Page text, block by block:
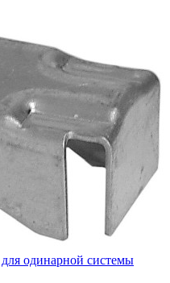
одинарной системы